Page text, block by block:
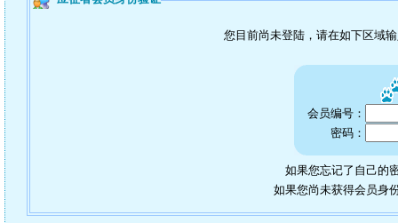
您目前尚未登陆，请在如下区域
会员编号：
密码：
如果您忘记了自己的
如果您尚未获得会员身